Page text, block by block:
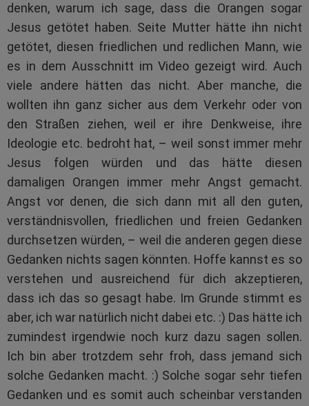
denken, warum ich sage, dass die Orangen sogar
Jesus getötet haben. Seite Mutter hätte ihn nicht
getötet, diesen friedlichen und redlichen Mann, wie
es in dem Ausschnitt im Video gezeigt wird. Auch
viele andere hätten das nicht. Aber manche, die
wollten ihn ganz sicher aus dem Verkehr oder von
den Straßen ziehen, weil er ihre Denkweise, ihre
Ideologie etc. bedroht hat, – weil sonst immer mehr
Jesus folgen würden und das hätte diesen
damaligen Orangen immer mehr Angst gemacht.
Angst vor denen, die sich dann mit all den guten,
verständnisvollen, friedlichen und freien Gedanken
durchsetzen würden, – weil die anderen gegen diese
Gedanken nichts sagen könnten. Hoffe kannst es so
verstehen und ausreichend für dich akzeptieren,
dass ich das so gesagt habe. Im Grunde stimmt es
aber, ich war natürlich nicht dabei etc. :) Das hätte ich
zumindest irgendwie noch kurz dazu sagen sollen.
Ich bin aber trotzdem sehr froh, dass jemand sich
solche Gedanken macht. :) Solche sogar sehr tiefen
Gedanken und es somit auch scheinbar verstanden